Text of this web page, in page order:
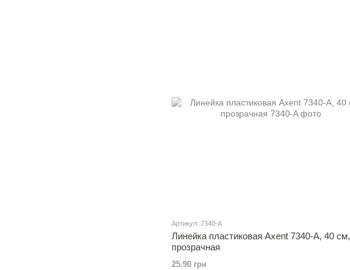
Артикул: 7340-A
Линейка пластиковая Axent 7340-A, 40 см,
прозрачная
25.90 грн